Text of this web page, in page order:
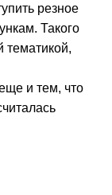
резное
Такого
тематикой,
и тем, что